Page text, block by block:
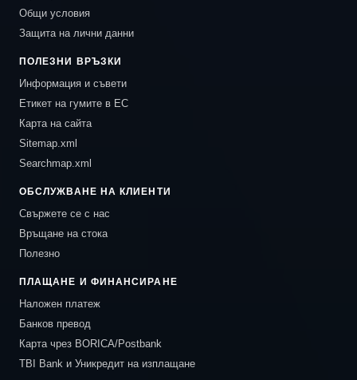
Общи условия
Защита на лични данни
ПОЛЕЗНИ ВРЪЗКИ
Информация и съвети
Етикет на гумите в ЕС
Карта на сайта
Sitemap.xml
Searchmap.xml
ОБСЛУЖВАНЕ НА КЛИЕНТИ
Свържете се с нас
Връщане на стока
Полезно
ПЛАЩАНЕ И ФИНАНСИРАНЕ
Наложен платеж
Банков превод
Карта чрез BORICA/Postbank
TBI Bank и Уникредит на изплащане